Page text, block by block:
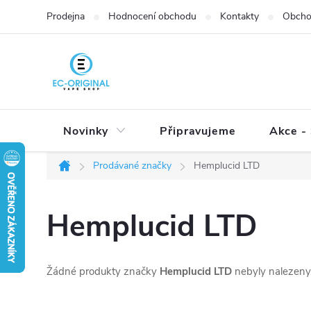
Prodejna Hodnocení obchodu Kontakty
Novinky Připravujeme Akce -
Domů
Prodávané značky Hemplucid LTD
Hemplucid LTD
Žádné produkty značky Hemplucid LTD nebyly